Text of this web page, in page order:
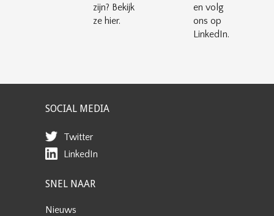
zijn? Bekijk
ze hier.
en volg
ons op
LinkedIn.
SOCIAL MEDIA
Twitter
LinkedIn
SNEL NAAR
Nieuws